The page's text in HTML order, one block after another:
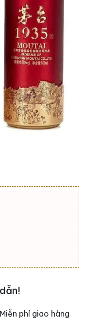
Miễn phí giao hàng